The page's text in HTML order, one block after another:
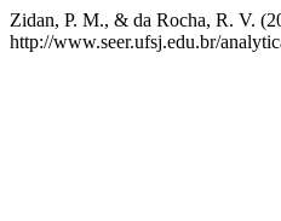
Zidan, P. M., & da Rocha, R. V.
http://www.seer.ufsj.edu.br/